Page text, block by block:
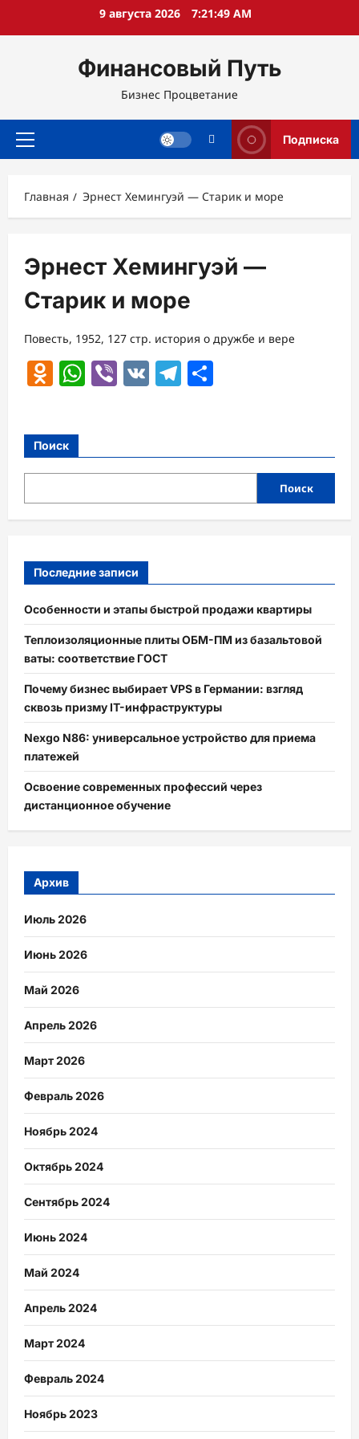
9 августа 2026 7:21:49 AM
Финансовый Путь
Бизнес Процветание
Основное
Подписка
Главная Эрнест Хемингуэй — Старик и море
Эрнест Хемингуэй —
Старик и море
Повесть, 1952, 127 стр. история о дружбе и вере
Odnoklassniki
WhatsApp
Viber
VK Telegram
Поиск
Поиск
Последние записи
Особенности и этапы быстрой продажи квартиры
Теплоизоляционные плиты ОБМ-ПМ из базальтовой
ваты: соответствие ГОСТ
Почему бизнес выбирает VPS в Германии: взгляд
сквозь призму IT-инфраструктуры
Nexgo N86: универсальное устройство для приема
платежей
Освоение современных профессий через
дистанционное обучение
Архив
Июль 2026
Июнь 2026
Май 2026
Апрель 2026
Март 2026
Февраль 2026
Ноябрь 2024
Октябрь 2024
Сентябрь 2024
Июнь 2024
Май 2024
Апрель 2024
Март 2024
Февраль 2024
Ноябрь 2023